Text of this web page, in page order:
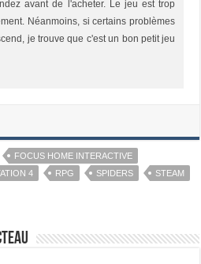
avant de l'acheter. Le jeu est trop
Néanmoins, si certains problèmes
je trouve que c'est un bon petit jeu
FOCUS HOME INTERACTIVE
4 RPG SPIDERS
STEAM